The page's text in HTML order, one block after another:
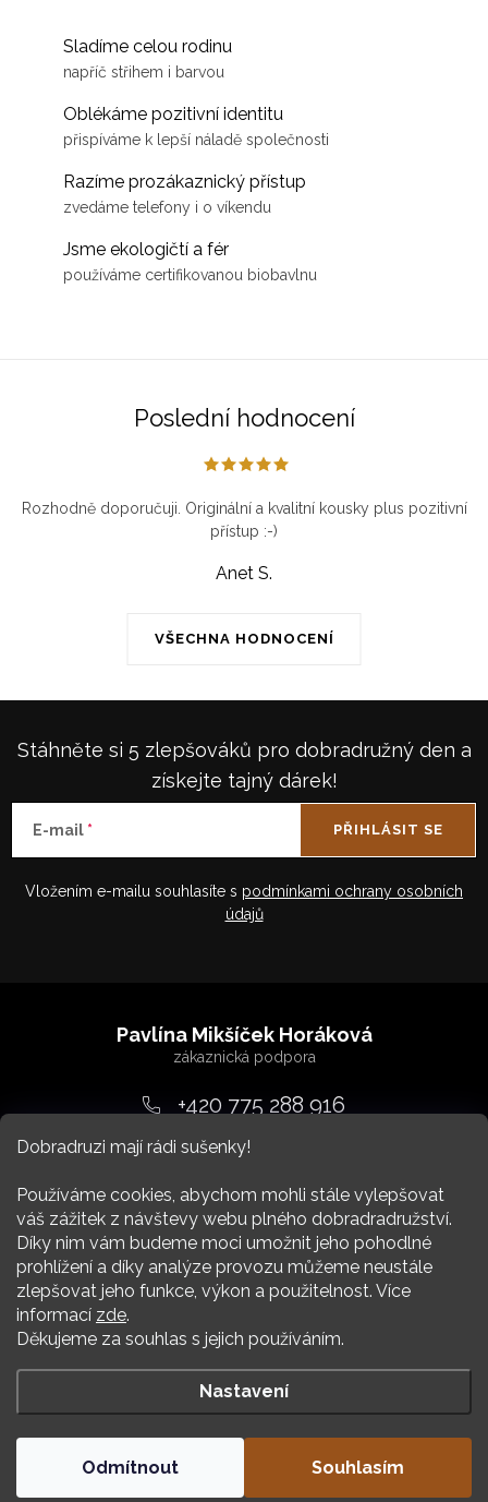
Dobradruzi mají rádi sušenky!
Používáme cookies, abychom mohli stále vylepšovat
váš zážitek z návštevy webu plného dobradradružství.
Díky nim vám budeme moci umožnit jeho pohodlné
prohlížení a díky analýze provozu můžeme neustále
zlepšovat jeho funkce, výkon a použitelnost. Více
informací zde.
Děkujeme za souhlas s jejich používáním.
Nastavení
Odmítnout Souhlasím
Sladíme celou rodinu
napříč střihem i barvou
Oblékáme pozitivní identitu
přispíváme k lepší náladě společnosti
Razíme prozákaznický přístup
zvedáme telefony i o víkendu
Jsme ekologičtí a fér
používáme certifikovanou biobavlnu
Poslední hodnocení
VŠECHNA HODNOCENÍ
Rozhodně doporučuji. Originální a kvalitní kousky plus pozitivní
přístup :-)
Anet S.
Stáhněte si 5 zlepšováků pro dobradružný den a
získejte tajný dárek!
E-mail
Vložením e-mailu souhlasíte s podmínkami ochrany osobních
údajů
PŘIHLÁSIT SE
a
Nákup
Více Dobradruha
Pavlína Mikšíček Horáková
+420 775 288 916
srdcem@dobradruh.cz
Copyright 2026DOBRADRUH. Všechna práva vyhrazena.